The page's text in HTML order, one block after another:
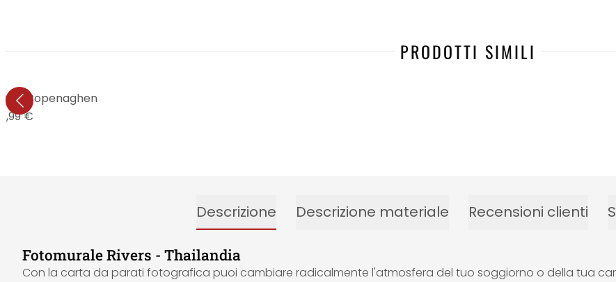
PRODOTTI SIMILI
- Copenaghen
€
Descrizione Descrizione materiale Recensioni clienti
Fotomurale Rivers - Thailandia
Con la carta da parati fotografica puoi cambiare radicalmente l'atmosfera del tuo soggiorno o della tua